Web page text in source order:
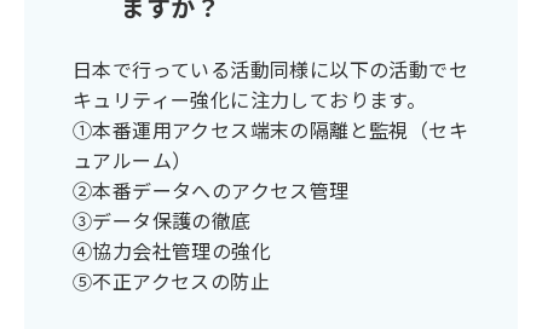
日本で行っている活動同様に以下の活動でセ
キュリティー強化に注力しております。
①本番運用アクセス端末の隔離と監視（セキ
ュアルーム）
②本番データへのアクセス管理
③データ保護の徹底
④協力会社管理の強化
⑤不正アクセスの防止